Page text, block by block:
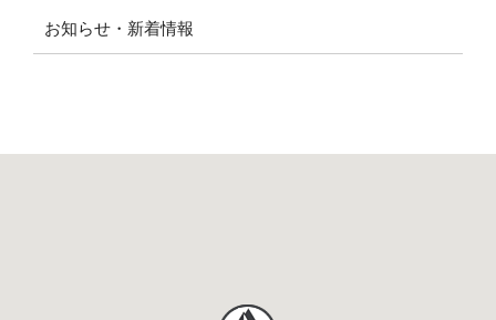
お知らせ・新着情報